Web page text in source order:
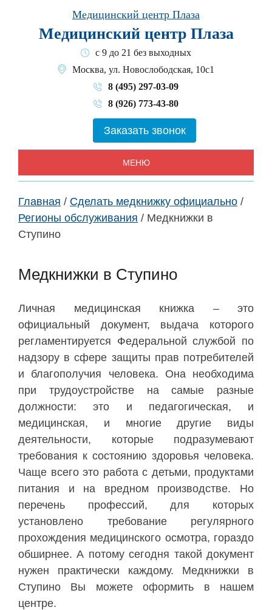
Медицинский центр Плаза
Медицинский центр Плаза
с 9 до 21 без выходных
Москва, ул. Новослободская, 10с1
8 (495) 297-03-09
8 (926) 773-43-80
Заказать звонок
МЕНЮ
Главная / Сделать медкнижку официально /
Регионы обслуживания / Медкнижки в
Ступино
Медкнижки в Ступино
Личная медицинская книжка – это
официальный документ, выдача которого
регламентируется Федеральной службой по
надзору в сфере защиты прав потребителей
и благополучия человека. Она необходима
при трудоустройстве на самые разные
должности: это и педагогическая, и
медицинская, и многие другие виды
деятельности, которые подразумевают
требования к состоянию здоровья человека.
Чаще всего это работа с детьми, продуктами
питания и на вредном производстве. Но
перечень профессий, для которых
установлено требование регулярного
прохождения медицинского осмотра, гораздо
обширнее. А потому сегодня такой документ
нужен практически каждому. Медкнижки в
Ступино Вы можете оформить в нашем
центре.